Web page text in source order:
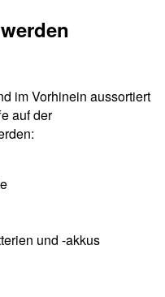
im Vorhinein aussortiert
auf der
und -akkus